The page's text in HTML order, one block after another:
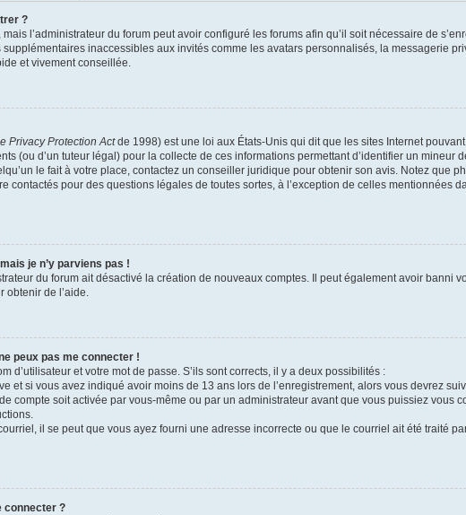
?
l’administrateur du forum peut avoir configuré les forums afin qu’il soit nécessaire de
inaccessibles aux invités comme les avatars personnalisés, la messagerie
et vivement conseillée.
Privacy Protection Actde 1998) est une loi aux États-Unis qui dit que les sites Internet
(ou d’un tuteur légal) pour la collecte de ces informations permettant d’identifier un mineur
le fait à votre place, contactez un conseiller juridique pour obtenir son avis. Notez que
contactés pour des questions légales de toutes sortes, à l’exception de celles mentionnées
je n’y parviens pas !
du forum ait désactivé la création de nouveaux comptes. Il peut également avoir banni
obtenir de l’aide.
peux pas me connecter !
d’utilisateur et votre mot de passe. S’ils sont corrects, il y a deux possibilités :
et si vous avez indiqué avoir moins de 13 ans lors de l’enregistrement, alors vous devrez
compte soit activée par vous-même ou par un administrateur avant que vous puissiez vous
il se peut que vous ayez fourni une adresse incorrecte ou que le courriel ait été traité
connecter ?